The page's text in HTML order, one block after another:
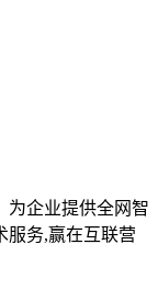
为企业提供全网智
服务,赢在互联营